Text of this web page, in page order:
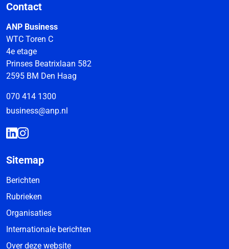
Contact
ANP Business
WTC Toren C
4e etage
Prinses Beatrixlaan 582
2595 BM Den Haag
070 414 1300
business@anp.nl
Sitemap
Berichten
Rubrieken
Organisaties
Internationale berichten
Over deze website